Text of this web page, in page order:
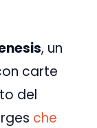
, un
carte
del
che